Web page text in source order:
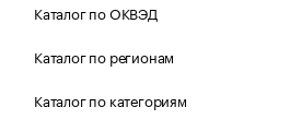
Каталог по ОКВЭД
Каталог по регионам
Каталог по категориям